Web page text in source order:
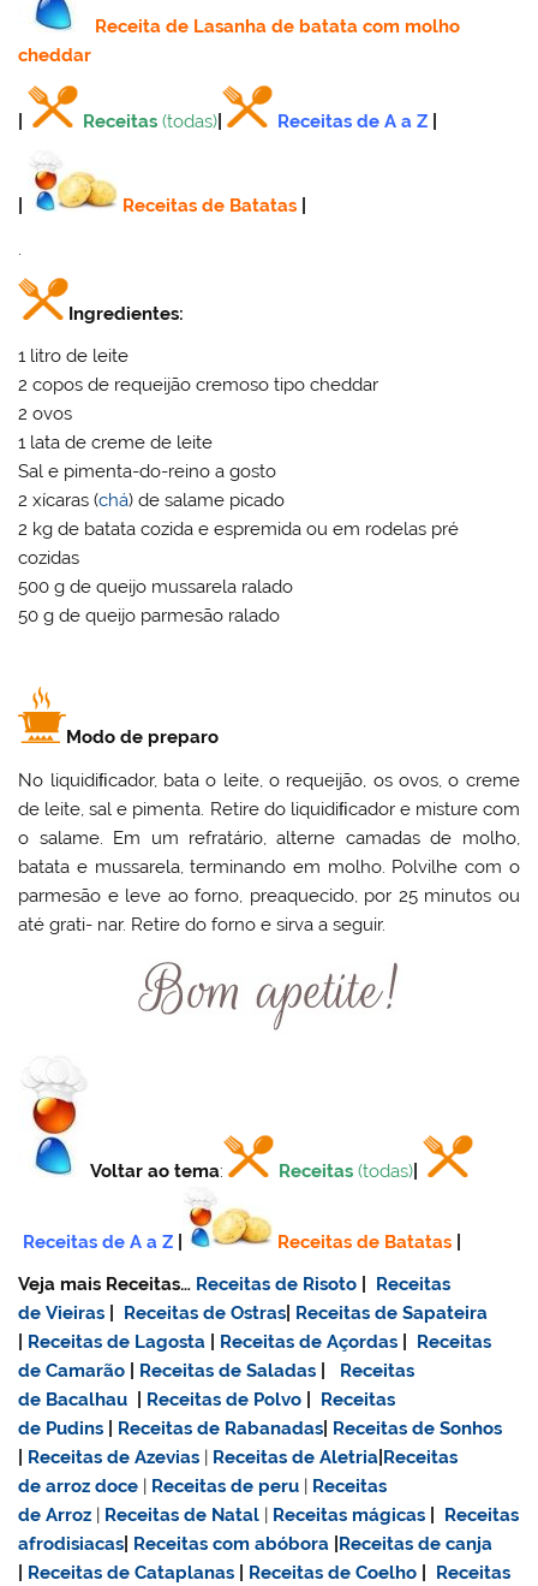
Receitade Lasanha de batata com molho
cheddar
Receitas (todas) Receitas de A a Z
Receitas de Batatas
.
Ingredientes:
1 litro de leite
2 copos de requeijão cremoso tipo cheddar
2 ovos
1 lata de creme de leite
Sal e pimenta-do-reino a gosto
2 xícaras (chá) de salame picado
2 kg de batata cozida e espremida ou em rodelas pré
cozidas
500 g de queijo mussarela ralado
50 g de queijo parmesão ralado
Modo de preparo
No liquidiﬁcador, bata o leite, o requeijão, os ovos, o creme
de leite, sal e pimenta. Retire do liquidiﬁcador e misture com
o salame. Em um refratário, alterne camadas de molho,
batata e mussarela, terminando em molho. Polvilhe com o
parmesão e leve ao forno, preaquecido, por 25 minutos ou
até grati- nar. Retire do forno e sirva a seguir.
Voltar ao tema: Receitas (todas)
Receitas de A a Z Receitas de Batatas
Veja mais Receitas… Receitas de Risoto
Receitas
de Vieiras
Receitas de Ostras
Receitas de Sapateira
Receitas de Lagosta Receitas de Açordas
Receitas
de Camarão
Receitas de Saladas
Receitas
de Bacalhau
Receitas de Polvo
Receitas
de Pudins
Receitas de Rabanadas
Receitas de Sonhos
Receitas de Azevias Receitas de Aletria Receitas
dearroz doce Receitas de peru
Receitas
de Arroz
Receitas de Natal Receitas mágicas
Receitas
afrodisiacas
Receitas com abóbora
Receitas de canja
Receitas de Cataplanas Receitas de Coelho
Receitas